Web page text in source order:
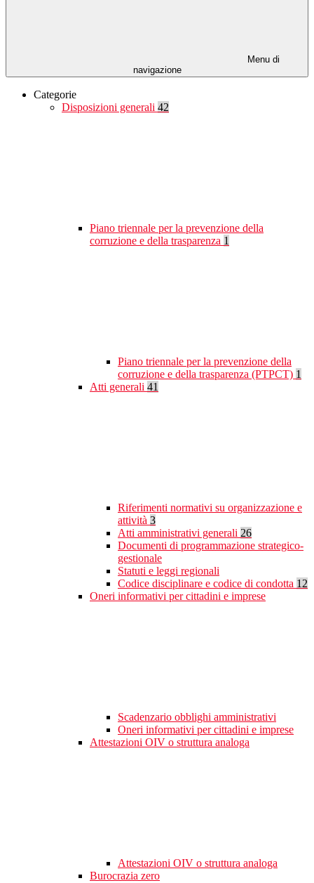
Menu di
navigazione
Categorie
Disposizioni generali 42
Piano triennale per la prevenzione della
corruzione e della trasparenza 1
Piano triennale per la prevenzione della
corruzione e della trasparenza (PTPCT) 1
Atti generali 41
Riferimenti normativi su organizzazione e
attività 3
Atti amministrativi generali 26
Documenti di programmazione strategico-
gestionale
Statuti e leggi regionali
Codice disciplinare e codice di condotta 12
Oneri informativi per cittadini e imprese
Scadenzario obblighi amministrativi
Oneri informativi per cittadini e imprese
Attestazioni OIV o struttura analoga
Attestazioni OIV o struttura analoga
Burocrazia zero